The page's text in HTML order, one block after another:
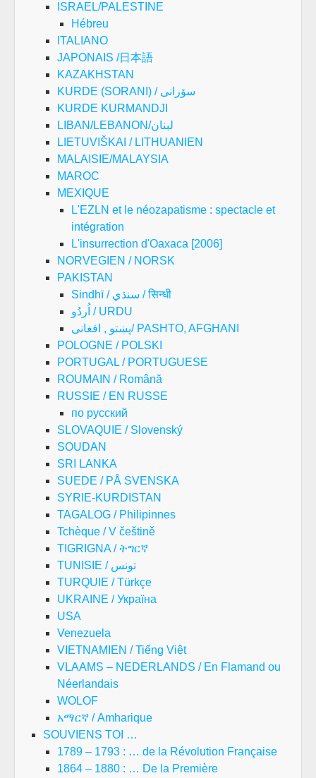
ISRAEL/PALESTINE
Hébreu
ITALIANO
JAPONAIS /日本語
KAZAKHSTAN
KURDE (SORANI) / سۆرانی
KURDE KURMANDJI
LIBAN/LEBANON/لبنان
LIETUVIŠKAI / LITHUANIEN
MALAISIE/MALAYSIA
MAROC
MEXIQUE
L'EZLN et le néozapatisme : spectacle et
intégration
L'insurrection d'Oaxaca [2006]
NORVEGIEN / NORSK
PAKISTAN
Sindhī / سنڌي / सिन्धी
اُردُو / URDU
پښتو , افغانی/ PASHTO, AFGHANI
POLOGNE / POLSKI
PORTUGAL / PORTUGUESE
ROUMAIN / Română
RUSSIE / EN RUSSE
по русский
SLOVAQUIE / Slovenský
SOUDAN
SRI LANKA
SUEDE / PÅ SVENSKA
SYRIE-KURDISTAN
TAGALOG / Philipinnes
Tchèque / V češtině
TIGRIGNA / ትግርኛ
TUNISIE / تونس
TURQUIE / Türkçe
UKRAINE / Україна
USA
Venezuela
VIETNAMIEN / Tiếng Việt
VLAAMS – NEDERLANDS / En Flamand ou
Néerlandais
WOLOF
አማርኛ / Amharique
SOUVIENS TOI …
1789 – 1793 : … de la Révolution Française
1864 – 1880 : … De la Première